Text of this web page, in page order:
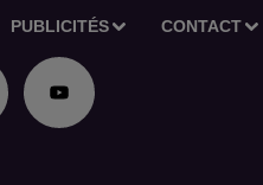
PUBLICITÉS CONTACT